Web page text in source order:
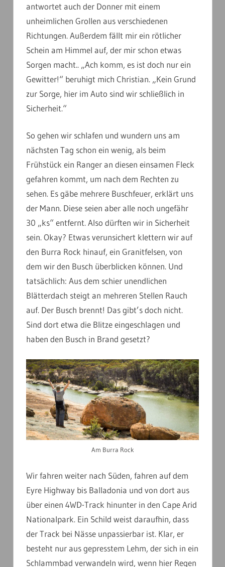
antwortet auch der Donner mit einem
unheimlichen Grollen aus verschiedenen
Richtungen. Außerdem fällt mir ein rötlicher
Schein am Himmel auf, der mir schon etwas
Sorgen macht.. „Ach komm, es ist doch nur ein
Gewitter!“ beruhigt mich Christian. „Kein Grund
zur Sorge, hier im Auto sind wir schließlich in
Sicherheit.“
So gehen wir schlafen und wundern uns am
nächsten Tag schon ein wenig, als beim
Frühstück ein Ranger an diesen einsamen Fleck
gefahren kommt, um nach dem Rechten zu
sehen. Es gäbe mehrere Buschfeuer, erklärt uns
der Mann. Diese seien aber alle noch ungefähr
30 „ks“ entfernt. Also dürften wir in Sicherheit
sein. Okay? Etwas verunsichert klettern wir auf
den Burra Rock hinauf, ein Granitfelsen, von
dem wir den Busch überblicken können. Und
tatsächlich: Aus dem schier unendlichen
Blätterdach steigt an mehreren Stellen Rauch
auf. Der Busch brennt! Das gibt’s doch nicht.
Sind dort etwa die Blitze eingeschlagen und
haben den Busch in Brand gesetzt?
Am Burra Rock
Wir fahren weiter nach Süden, fahren auf dem
Eyre Highway bis Balladonia und von dort aus
über einen 4WD-Track hinunter in den Cape Arid
Nationalpark. Ein Schild weist daraufhin, dass
der Track bei Nässe unpassierbar ist. Klar, er
besteht nur aus gepresstem Lehm, der sich in ein
Schlammbad verwandeln wird, wenn hier Regen